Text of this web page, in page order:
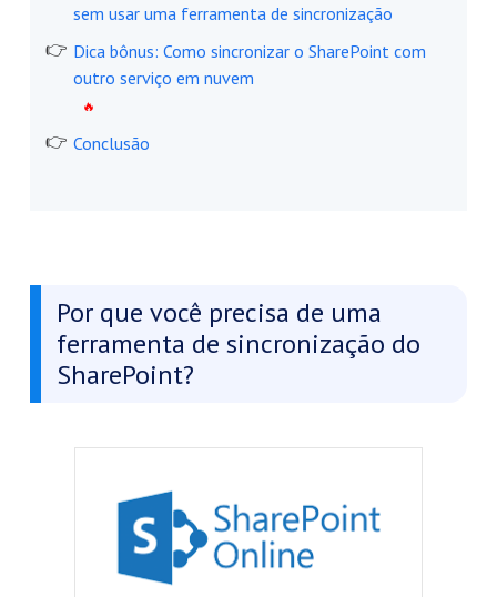
sem usar uma ferramenta de sincronização
Dica bônus: Como sincronizar o SharePoint com
outro serviço em nuvem
Conclusão
Por que você precisa de uma
ferramenta de sincronização do
SharePoint?